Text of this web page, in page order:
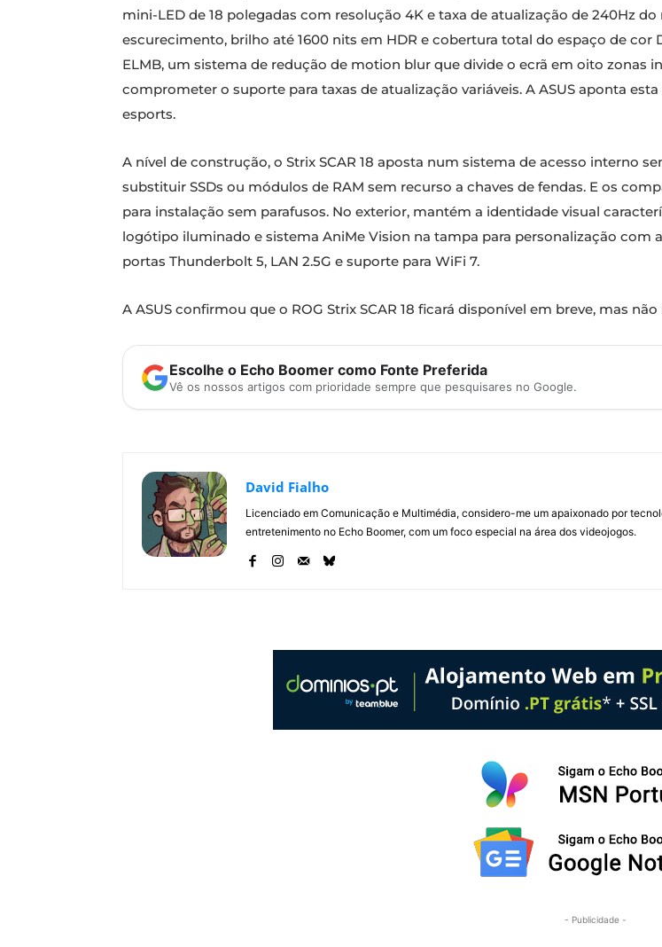
mini-LED de 18 polegadas com resolução 4K e taxa de atualização de 240Hz
escurecimento, brilho até 1600 nits em HDR e cobertura total do espaço de cor
ELMB, um sistema de redução de motion blur que divide o ecrã em oito zonas
comprometer o suporte para taxas de atualização variáveis. A ASUS aponta
esports.
A nível de construção, o Strix SCAR 18 aposta num sistema de acesso interno
substituir SSDs ou módulos de RAM sem recurso a chaves de fendas. E os
para instalação sem parafusos. No exterior, mantém a identidade visual
logótipo iluminado e sistema AniMe Vision na tampa para personalização com
portas Thunderbolt 5, LAN 2.5G e suporte para WiFi 7.
A ASUS confirmou que o ROG Strix SCAR 18 ficará disponível em breve, mas
Escolhe o Echo Boomer como Fonte Preferida
Vê os nossos artigos com prioridade sempre que pesquisares no Google.
David Fialho
Licenciado em Comunicação e Multimédia, considero-me um apaixonado por
entretenimento no Echo Boomer, com um foco especial na área dos videojogos.
- Publicidade -